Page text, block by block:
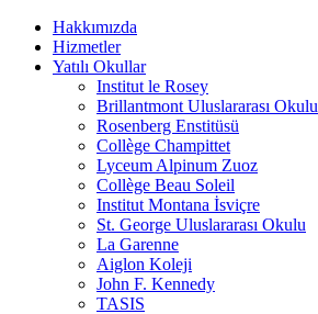
Hakkımızda
Hizmetler
Yatılı Okullar
Institut le Rosey
Brillantmont Uluslararası Okulu
Rosenberg Enstitüsü
Collège Champittet
Lyceum Alpinum Zuoz
Collège Beau Soleil
Institut Montana İsviçre
St. George Uluslararası Okulu
La Garenne
Aiglon Koleji
John F. Kennedy
TASIS